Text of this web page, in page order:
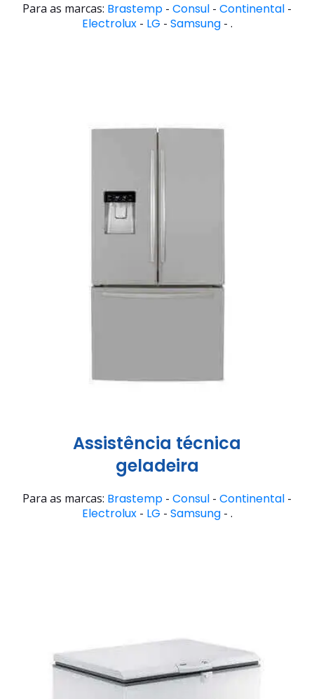
Para as marcas: Brastemp - Consul - Continental -
Electrolux- LG - Samsung- .
Assistência técnica
geladeira
Para as marcas: Brastemp - Consul - Continental -
Electrolux- LG - Samsung- .